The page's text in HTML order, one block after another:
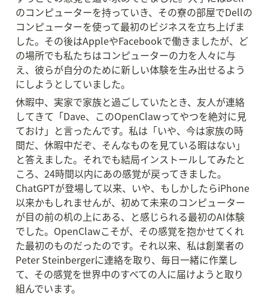
のコンピューターを持っていき、その寮の部屋でDellの
コンピューターを使って最初のビジネスを立ち上げま
した。その後はAppleやFacebookで働きましたが、ど
の場所でも私たちはコンピューターの力を人々に与
え、彼らが自分のために新しい体験を生み出せるよう
にしようとしていました。
休暇中、実家で家族と過ごしていたとき、友人が連絡
してきて「Dave、このOpenClawってやつを絶対に見
ておけ」と言ったんです。私は「いや、今は家族の時
間だ、休暇中だぞ、そんなものを見ている暇はない」
と答えました。それでも結局インストールしてみたと
ころ、24時間以内にあの感覚が戻ってきました。
ChatGPTが登場して以来、いや、もしかしたらiPhone
以来かもしれませんが、初めて未来のコンピューター
が目の前の机の上にある、と感じられる最初のAI体験
でした。OpenClawこそが、その感覚を抱かせてくれ
た最初のものだったのです。それ以来、私は創業者の
Peter Steinbergerに連絡を取り、毎日一緒に作業し
て、その感覚を世界中のすべての人に届けようと取り
組んでいます。